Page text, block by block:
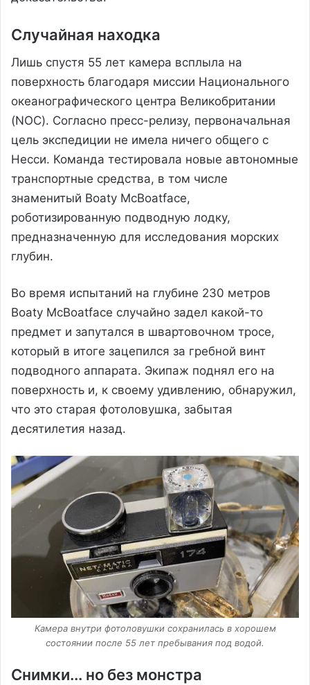
Случайная находка
Лишь спустя 55 лет камера всплыла на
поверхность благодаря миссии Национального
океанографического центра Великобритании
(NOC). Согласно пресс-релизу, первоначальная
цель экспедиции не имела ничего общего с
Несси. Команда тестировала новые автономные
транспортные средства, в том числе
знаменитый Boaty McBoatface,
роботизированную подводную лодку,
предназначенную для исследования морских
глубин.
Во время испытаний на глубине 230 метров
Boaty McBoatface случайно задел какой-то
предмет и запутался в швартовочном тросе,
который в итоге зацепился за гребной винт
подводного аппарата. Экипаж поднял его на
поверхность и, к своему удивлению, обнаружил,
что это старая фотоловушка, забытая
десятилетия назад.
Камера внутри фотоловушки сохранилась в хорошем
состоянии после 55 лет пребывания под водой.
Снимки... но без монстра